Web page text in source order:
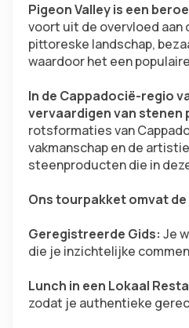
Pigeon Valley is een
voort uit de overvloed aan
pittoreske landschap,
waardoor het een
In de Cappadocië-regio
vervaardigen van stenen
rotsformaties van
vakmanschap en de
steenproducten die in
Ons tourpakket omvat
Geregistreerde Gids: Je
die je inzichtelijke
Lunch in een Lokaal
zodat je authentieke